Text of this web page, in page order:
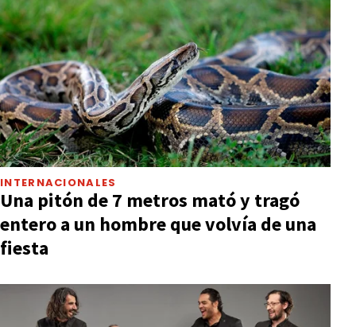
INTERNACIONALES
Una pitón de 7 metros mató y tragó
entero a un hombre que volvía de una
fiesta